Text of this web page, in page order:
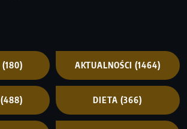
(180) AKTUALNOŚCI (1464)
(488) DIETA (366)